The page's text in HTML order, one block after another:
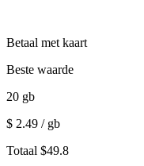
Betaal met kaart
Beste waarde
20 gb
$ 2.49 / gb
Totaal $49.8